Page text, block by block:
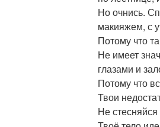
Но очнись.
макияжем, с
Потому что
Не имеет
глазами и
Потому что
Твои
Не стесняйся